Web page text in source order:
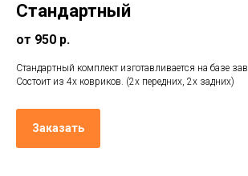
Стандартный
от 950 р.
Стандартный комплект изготавливается на базе
Состоит из 4х ковриков. (2х передних, 2х задних)
Заказать